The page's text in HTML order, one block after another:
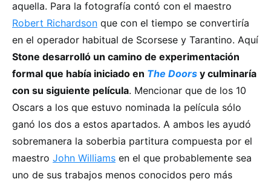
aquella. Para la fotografía contó con el maestro
Robert Richardson que con el tiempo se convertiría
en el operador habitual de Scorsese y Tarantino. Aquí
Stone desarrolló un camino de experimentación
formal que había iniciado en The Doors y culminaría
con su siguiente película. Mencionar que de los 10
Oscars a los que estuvo nominada la película sólo
ganó los dos a estos apartados. A ambos les ayudó
sobremanera la soberbia partitura compuesta por el
maestro John Williams en el que probablemente sea
uno de sus trabajos menos conocidos pero más